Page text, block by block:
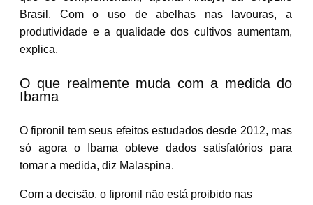
Brasil. Com o uso de abelhas nas lavouras, a
produtividade e a qualidade dos cultivos aumentam,
explica.
O que realmente muda com a medida do
Ibama
O fipronil tem seus efeitos estudados desde 2012, mas
só agora o Ibama obteve dados satisfatórios para
tomar a medida, diz Malaspina.
Com a decisão, o fipronil não está proibido nas